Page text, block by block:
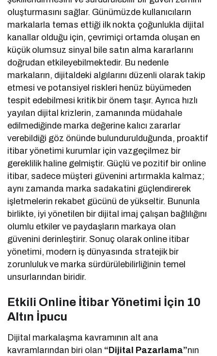
oluşturmasını sağlar. Günümüzde kullanıcıların
markalarla temas ettiği ilk nokta çoğunlukla dijital
kanallar olduğu için, çevrimiçi ortamda oluşan en
küçük olumsuz sinyal bile satın alma kararlarını
doğrudan etkileyebilmektedir. Bu nedenle
markaların, dijitaldeki algılarını düzenli olarak takip
etmesi ve potansiyel riskleri henüz büyümeden
tespit edebilmesi kritik bir önem taşır. Ayrıca hızlı
yayılan dijital krizlerin, zamanında müdahale
edilmediğinde marka değerine kalıcı zararlar
verebildiği göz önünde bulundurulduğunda, proaktif
itibar yönetimi kurumlar için vazgeçilmez bir
gereklilik haline gelmiştir. Güçlü ve pozitif bir online
itibar, sadece müşteri güvenini artırmakla kalmaz;
aynı zamanda marka sadakatini güçlendirerek
işletmelerin rekabet gücünü de yükseltir. Bununla
birlikte, iyi yönetilen bir dijital imaj çalışan bağlılığını
olumlu etkiler ve paydaşların markaya olan
güvenini derinleştirir. Sonuç olarak online itibar
yönetimi, modern iş dünyasında stratejik bir
zorunluluk ve marka sürdürülebilirliğinin temel
unsurlarından biridir.
Etkili Online İtibar Yönetimi İçin 10
Altın İpucu
Dijital markalaşma kavramının alt ana
kavramlarından biri olan “Dijital Pazarlama”nın